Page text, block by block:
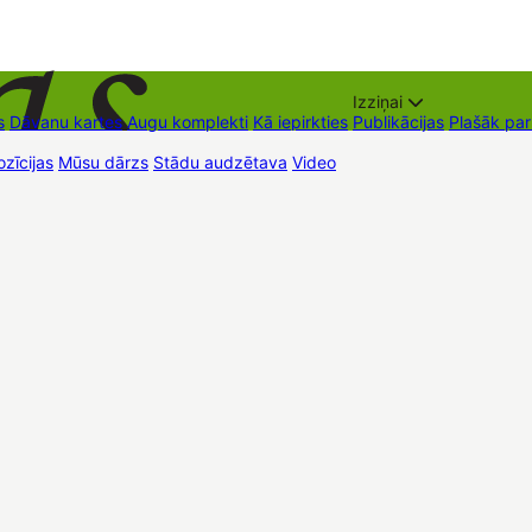
Dāvanu kartes Augu komplekti Kā iepirkties
Izziņai
Publikācijas Plašāk
Mūsu dārzs Stādu audzētava Video